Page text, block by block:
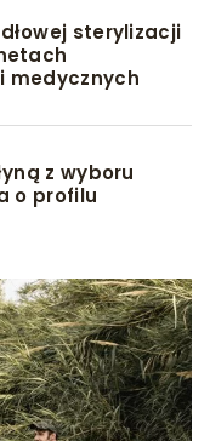
sterylizacji
medycznych
z wyboru
o profilu